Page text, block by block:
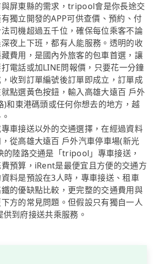
屏東縣的需求，tripool會是你長途交
獨立開發的APP可供查價、預約、付
司機超過五千位，確保每位乘客不論
夜上下班，都有人能服務。透明的收
費用，是國內外旅客的包車首選，讓
電話或加LINE問報價，只要花一分鐘
收到訂單編號後訂單即成立，訂單成
點選黃色按鈕，輸入高雄大遠百 戶外
)和東港碼頭或任何你想去的地方，越
車接送以外的交通選擇，在經過資料
從高雄大遠百 戶外汽車停車場(新光
的陸路交通是「tripool」專車接送，
預算，iRent是最便宜且方便的交通方
料是預設在3人時，專車接送、租車
的優缺點比較，更完整的交通費用與
方的常見問題。但假設只有獨自一人
到府接送共乘服務。